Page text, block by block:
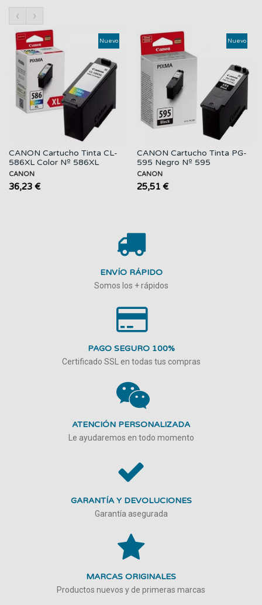
‹ ›
Nuevo
CANON Cartucho Tinta CL-
586XL Color Nº 586XL
CANON
36,23 €
Nuevo
CANON Cartucho Tinta PG-
595 Negro Nº 595
CANON
25,51 €
ENVÍO RÁPIDO
Somos los + rápidos
PAGO SEGURO 100%
Certificado SSL en todas tus compras
ATENCIÓN PERSONALIZADA
Le ayudaremos en todo momento
GARANTÍA Y DEVOLUCIONES
Garantía asegurada
MARCAS ORIGINALES
Productos nuevos y de primeras marcas